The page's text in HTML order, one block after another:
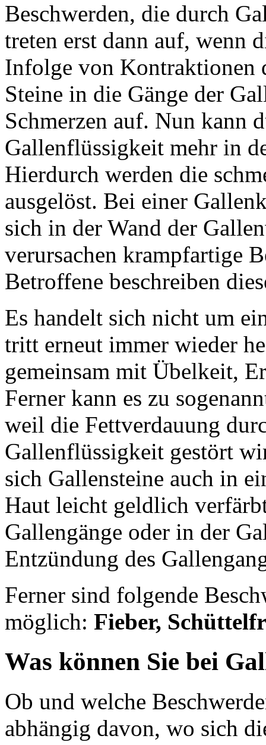
Beschwerden, die durch
treten erst dann auf, wenn
Infolge von Kontraktionen
Steine in die Gänge der
Schmerzen auf. Nun kann
Gallenflüssigkeit mehr in
Hierdurch werden die
ausgelöst. Bei einer
sich in der Wand der
verursachen krampfartige
Betroffene beschreiben
Es handelt sich nicht um
tritt erneut immer wieder
gemeinsam mit Übelkeit,
Ferner kann es zu
weil die Fettverdauung
Gallenflüssigkeit gestört
sich Gallensteine auch in
Haut leicht geldlich
Gallengänge oder in der
Entzündung des
Ferner sind folgende
möglich: Fieber,
Was können Sie bei
Ob und welche
abhängig davon, wo sich